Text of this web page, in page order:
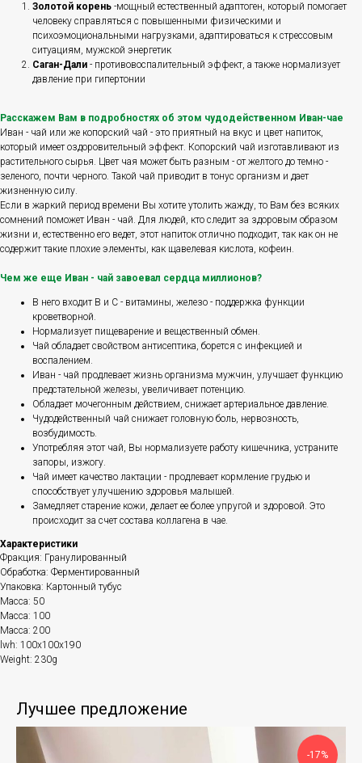
Золотой корень -мощный естественный адаптоген, который помогает
человеку справляться с повышенными физическими и
психоэмоциональными нагрузками, адаптироваться к стрессовым
ситуациям, мужской энергетик
Саган-Дали - противовоспалительный эффект, а также нормализует
давление при гипертонии
Расскажем Вам в подробностях об этом чудодейственном Иван-чае
Иван - чай или же копорский чай - это приятный на вкус и цвет напиток,
который имеет оздоровительный эффект. Копорский чай изготавливают из
растительного сырья. Цвет чая может быть разным - от желтого до темно -
зеленого, почти черного. Такой чай приводит в тонус организм и дает
жизненную силу.
Если в жаркий период времени Вы хотите утолить жажду, то Вам без всяких
сомнений поможет Иван - чай. Для людей, кто следит за здоровым образом
жизни и, естественно его ведет, этот напиток отлично подходит, так как он не
содержит такие плохие элементы, как щавелевая кислота, кофеин.
Чем же еще Иван - чай завоевал сердца миллионов?
В него входит В и С - витамины, железо - поддержка функции
кроветворной.
Нормализует пищеварение и вещественный обмен.
Чай обладает свойством антисептика, борется с инфекцией и
воспалением.
Иван - чай продлевает жизнь организма мужчин, улучшает функцию
предстательной железы, увеличивает потенцию.
Обладает мочегонным действием, снижает артериальное давление.
Чудодейственный чай снижает головную боль, нервозность,
возбудимость.
Употребляя этот чай, Вы нормализуете работу кишечника, устраните
запоры, изжогу.
Чай имеет качество лактации - продлевает кормление грудью и
способствует улучшению здоровья малышей.
Замедляет старение кожи, делает ее более упругой и здоровой. Это
происходит за счет состава коллагена в чае.
Характеристики
Фракция: Гранулированный
Обработка: Ферментированный
Упаковка: Картонный тубус
Масса: 50
Масса: 100
Масса: 200
lwh: 100x100x190
Weight: 230g
Лучшее предложение
-17%